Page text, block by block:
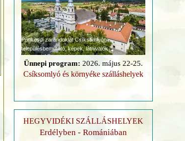
Pünkösdi zarándoklat Csíksomlyón
településbemutató, képek, látnivalók
Ünnepi program: 2026. május 22-25.
Csíksomlyó és környéke szálláshelyek
HEGYVIDÉKI SZÁLLÁSHELYEK
Erdélyben - Romániában